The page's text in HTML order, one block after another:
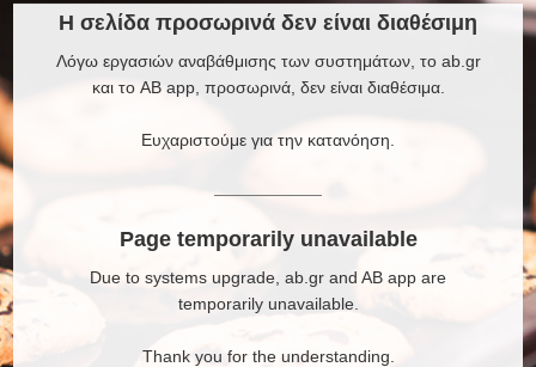
Η σελίδα προσωρινά δεν είναι διαθέσιμη
Λόγω εργασιών αναβάθμισης των συστημάτων, το ab.gr
και το AB app, προσωρινά, δεν είναι διαθέσιμα.
Ευχαριστούμε για την κατανόηση.
Page temporarily unavailable
Due to systems upgrade, ab.gr and AB app are
temporarily unavailable.
Thank you for the understanding.